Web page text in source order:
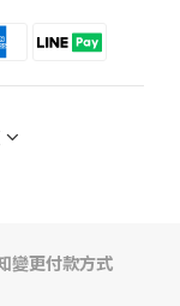
變更付款方式